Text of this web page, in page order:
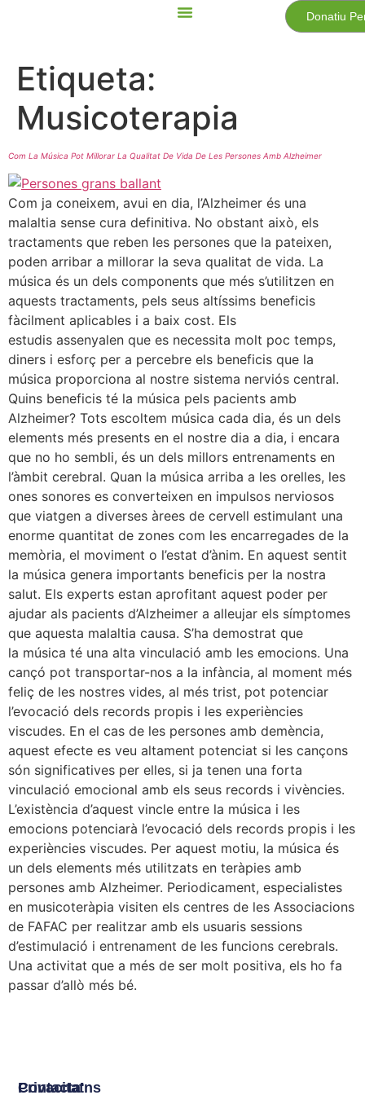
Donatiu
Etiqueta:
Musicoterapia
Com La Música Pot Millorar La Qualitat De Vida De Les Persones Amb Alzheimer
Com ja coneixem, avui en dia, l’Alzheimer és una
malaltia sense cura definitiva. No obstant això, els
tractaments que reben les persones que la pateixen,
poden arribar a millorar la seva qualitat de vida. La
música és un dels components que més s’utilitzen en
aquests tractaments, pels seus altíssims beneficis
fàcilment aplicables i a baix cost. Els
estudis assenyalen que es necessita molt poc temps,
diners i esforç per a percebre els beneficis que la
música proporciona al nostre sistema nerviós central.
Quins beneficis té la música pels pacients amb
Alzheimer? Tots escoltem música cada dia, és un dels
elements més presents en el nostre dia a dia, i encara
que no ho sembli, és un dels millors entrenaments en
l’àmbit cerebral. Quan la música arriba a les orelles, les
ones sonores es converteixen en impulsos nerviosos
que viatgen a diverses àrees de cervell estimulant una
enorme quantitat de zones com les encarregades de la
memòria, el moviment o l’estat d’ànim. En aquest sentit
la música genera importants beneficis per la nostra
salut. Els experts estan aprofitant aquest poder per
ajudar als pacients d’Alzheimer a alleujar els símptomes
que aquesta malaltia causa. S’ha demostrat que
la música té una alta vinculació amb les emocions. Una
cançó pot transportar-nos a la infància, al moment més
feliç de les nostres vides, al més trist, pot potenciar
l’evocació dels records propis i les experiències
viscudes. En el cas de les persones amb demència,
aquest efecte es veu altament potenciat si les cançons
són significatives per elles, si ja tenen una forta
vinculació emocional amb els seus records i vivències.
L’existència d’aquest vincle entre la música i les
emocions potenciarà l’evocació dels records propis i les
experiències viscudes. Per aquest motiu, la música és
un dels elements més utilitzats en teràpies amb
persones amb Alzheimer. Periodicament, especialistes
en musicoteràpia visiten els centres de les Associacions
de FAFAC per realitzar amb els usuaris sessions
d’estimulació i entrenament de les funcions cerebrals.
Una activitat que a més de ser molt positiva, els ho fa
passar d’allò més bé.
Privacitat
Contacta'ns